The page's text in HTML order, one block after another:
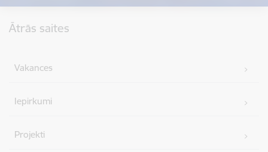
Ātrās saites
Vakances
Iepirkumi
Projekti